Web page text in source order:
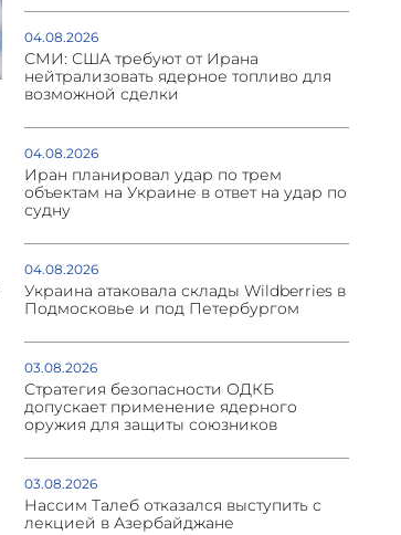
04.08.2026
СМИ: США требуют от Ирана
нейтрализовать ядерное топливо для
возможной сделки
04.08.2026
Иран планировал удар по трем
объектам на Украине в ответ на удар по
судну
04.08.2026
Украина атаковала склады Wildberries в
Подмосковье и под Петербургом
03.08.2026
Стратегия безопасности ОДКБ
допускает применение ядерного
оружия для защиты союзников
03.08.2026
Нассим Талеб отказался выступить с
лекцией в Азербайджане